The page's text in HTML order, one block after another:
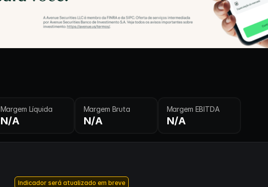
Margem Líquida
N/A
Margem Bruta
N/A
Margem EBITDA
N/A
Indicador será atualizado em breve